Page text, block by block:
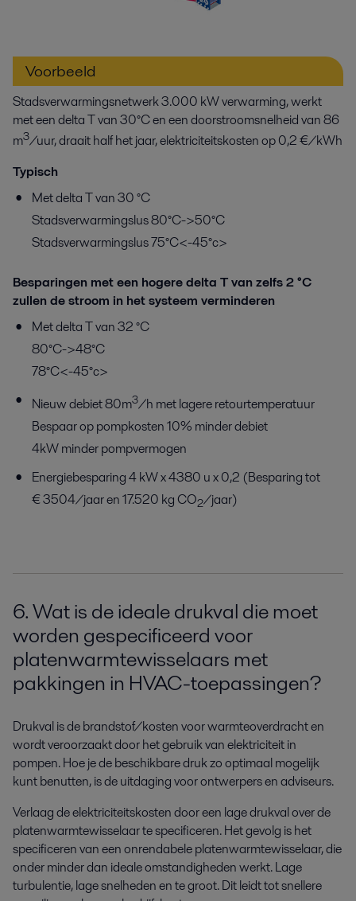
Voorbeeld
Stadsverwarmingsnetwerk 3.000 kW verwarming, werkt
met een delta T van 30°C en een doorstroomsnelheid van 86
m3/uur, draait half het jaar, elektriciteitskosten op 0,2 €/kWh
Typisch
Met delta T van 30 °C
Stadsverwarmingslus 80°C->50°C
Stadsverwarmingslus 75°C<-45°c>
Besparingen met een hogere delta T van zelfs 2 °C
zullen de stroom in het systeem verminderen
Met delta T van 32 °C
80°C->48°C
78°C<-45°c>
Nieuw debiet 80m3/h met lagere retourtemperatuur
Bespaar op pompkosten 10% minder debiet
4kW minder pompvermogen
Energiebesparing 4 kW x 4380 u x 0,2 (Besparing tot
€ 3504/jaar en 17.520 kg CO2/jaar)
6. Wat is de ideale drukval die moet
worden gespecificeerd voor
platenwarmtewisselaars met
pakkingen in HVAC-toepassingen?
Drukval is de brandstof/kosten voor warmteoverdracht en
wordt veroorzaakt door het gebruik van elektriciteit in
pompen. Hoe je de beschikbare druk zo optimaal mogelijk
kunt benutten, is de uitdaging voor ontwerpers en adviseurs.
Verlaag de elektriciteitskosten door een lage drukval over de
platenwarmtewisselaar te specificeren. Het gevolg is het
specificeren van een onrendabele platenwarmtewisselaar, die
onder minder dan ideale omstandigheden werkt. Lage
turbulentie, lage snelheden en te groot. Dit leidt tot snellere